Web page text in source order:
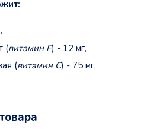
(витамин Е) - 12 мг,
(витамин С) - 75 мг,